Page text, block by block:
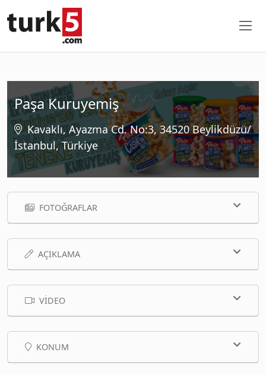
Paşa Kuruyemiş
Kavaklı, Ayazma Cd. No:3, 34520 Beylikdüzü/
İstanbul, Türkiye
FOTOĞRAFLAR
AÇIKLAMA
VIDEO
KONUM